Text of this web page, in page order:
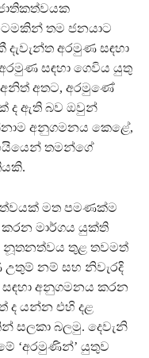
ජාතිකත්වයක
තම ජනයාට
අරමුණ සඳහා
සඳහා ගෙවිය යුතු
අනිත් අතට, අරමුණේ
ද ඇති බව ඔවුන්
අනුගමනය කෙළේ,
තමන්ගේ
මත පමණක්ම
කරන මාර්ගය යුක්ති
නූතනත්වය තුළ තවමත්
නම් සහ නිවැරදි
සඳහා අනුගමනය කරන
ද යන්න එහි දළ
සලකා බලමු. දෙවැනි
‘අරමුණින්’ යුතුව